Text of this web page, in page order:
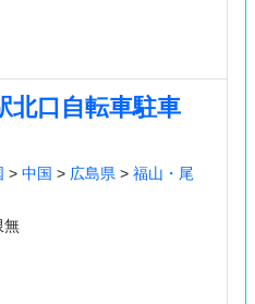
北口自転車駐車
> 中国 > 広島県 > 福山・尾
無